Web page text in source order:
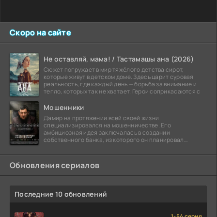
Скоро на сайте
Не оставляй, мама! / Тастамашы ана (2026)
Сюжет погружает в мир тяжёлого детства сирот,
которые живут в детском доме. Здесь царит суровая
реальность, где каждый день — борьба за внимание и
тепло, которых так не хватает. Герои соприкасаются с
Мошенники
Дамир на протяжении всей своей жизни
специализировался на мошенничестве. Его
амбициозная идея заключалась в создании
собственного банка, из которого он планировал
Обновления сериалов
Последние 10 обновлений